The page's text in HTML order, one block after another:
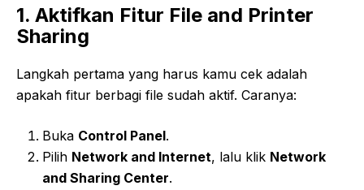
1. Aktifkan Fitur File and Printer
Sharing
Langkah pertama yang harus kamu cek adalah
apakah fitur berbagi file sudah aktif. Caranya:
Buka Control Panel.
Pilih Network and Internet, lalu klik Network
and Sharing Center.